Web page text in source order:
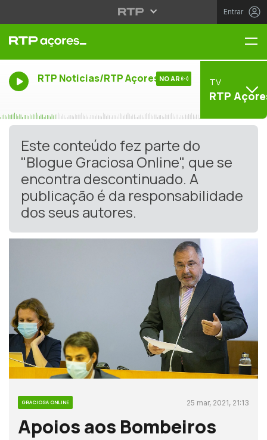
Entrar
RTP Noticias/RTP Açores NO AR TV
RTP
Este conteúdo fez parte do
"Blogue Graciosa Online", que se
encontra descontinuado. A
publicação é da responsabilidade
dos seus autores.
GRACIOSA ONLINE 25 mar, 2021, 21:13
Apoios aos Bombeiros